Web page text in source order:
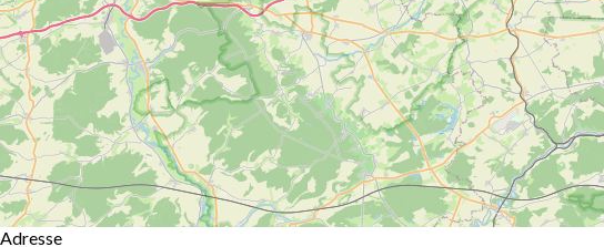
Adresse